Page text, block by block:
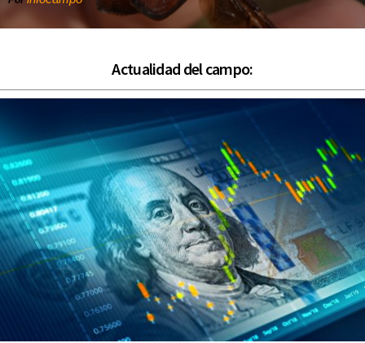
Actualidad del campo: